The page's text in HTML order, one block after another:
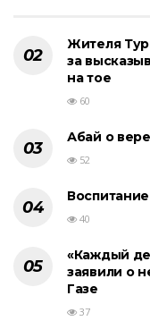
Жителя
за
на тое
60
Абай о
52
40
«Каждый
заявили о
Газе
37